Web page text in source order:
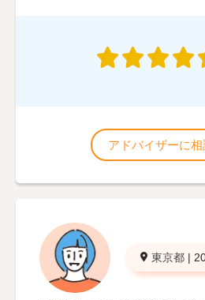
アドバイザーに相
東京都 |